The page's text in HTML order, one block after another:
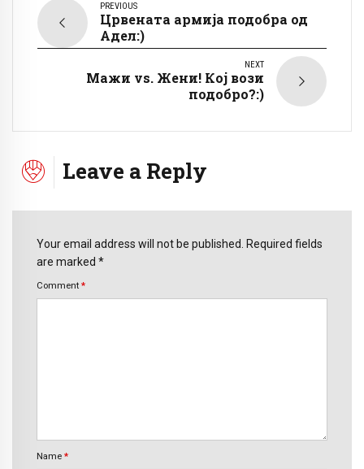
PREVIOUS
Црвената армија подобра од
Адел:)
NEXT
Мажи vs. Жени! Кој вози
подобро?:)
Leave a Reply
Your email address will not be published. Required fields
are marked *
Comment *
Name *